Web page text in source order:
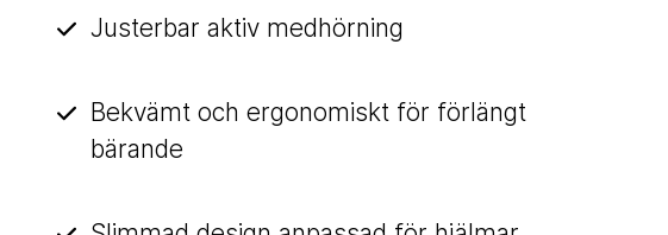
Justerbar aktiv medhörning
Bekvämt och ergonomiskt för förlängt
bärande